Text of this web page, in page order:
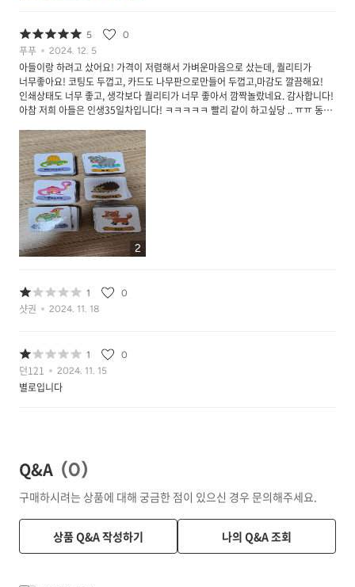
5 0
푸푸 2024. 12. 5
아들이랑 하려고 샀어요! 가격이 저렴해서 가벼운마음으로 샀는데, 퀄리티가
너무좋아요! 코팅도 두껍고, 카드도 나무판으로만들어 두껍고,마감도 깔끔해요!
인쇄상태도 너무 좋고, 생각보다 퀄리티가 너무 좋아서 깜짝놀랐네요. 감사합니다!
아참 저희 아들은 인생35일차입니다! ㅋㅋㅋㅋㅋ 빨리 같이 하고싶당 .. ㅠㅠ 동물
2
1 0
샷권 2024. 11. 18
1 0
던121 2024. 11. 15
별로입니다
Q&A (0)
구매하시려는 상품에 대해 궁금한 점이 있으신 경우 문의해주세요.
상품 Q&A 작성하기 나의 Q&A 조회